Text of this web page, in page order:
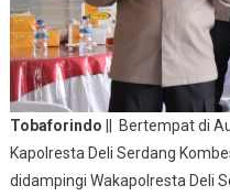
Tobaforindo || Bertempat di
Kapolresta Deli Serdang
didampingi Wakapolresta Deli